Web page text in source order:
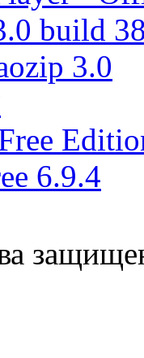
build
3.0
6.9.4